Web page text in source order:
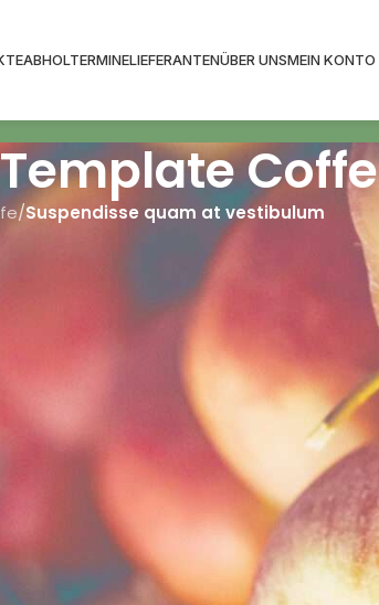
ABHOLTERMINELIEFERANTENÜBER UNSMEIN KONTO
Coffe
/Suspendisse quam at vestibulum